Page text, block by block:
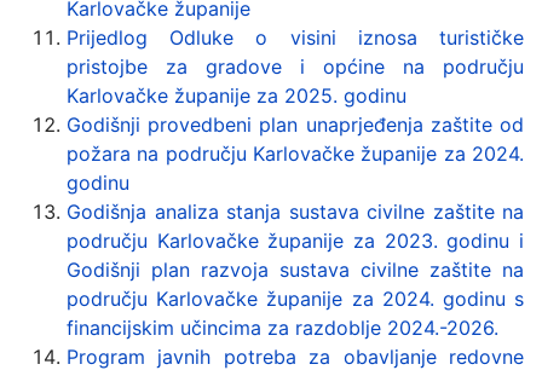
Karlovačke županije
Prijedlog Odluke o visini iznosa turističke
pristojbe za gradove i općine na području
Karlovačke županije za 2025. godinu
Godišnji provedbeni plan unaprjeđenja zaštite od
požara na području Karlovačke županije za 2024.
godinu
Godišnja analiza stanja sustava civilne zaštite na
području Karlovačke županije za 2023. godinu i
Godišnji plan razvoja sustava civilne zaštite na
području Karlovačke županije za 2024. godinu s
financijskim učincima za razdoblje 2024.-2026.
Program javnih potreba za obavljanje redovne